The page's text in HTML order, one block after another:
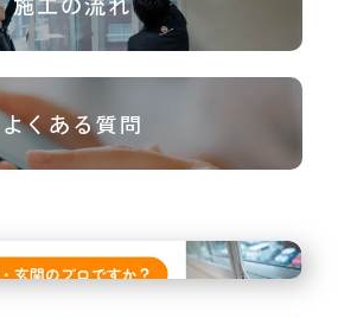
よくある質問